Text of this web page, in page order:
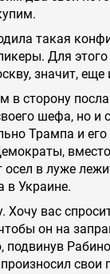
такая
Для
значит,
сторону
шефа, но
Трампа и
в луже
в Украине.
Хочу вас
он на
подвинув